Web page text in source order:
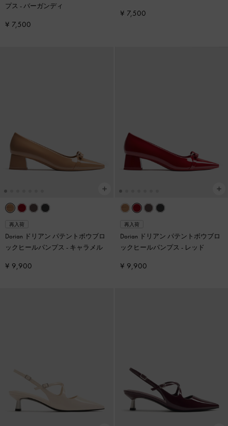
プス -バーガンディ
¥ 7,500
¥ 7,500
再入荷
Dorian ドリアン パテントボウブロ
ックヒールパンプス - キャラメル
¥ 9,900
再入荷
Dorian ドリアン パテントボウブロ
ックヒールパンプス - レッド
¥ 9,900